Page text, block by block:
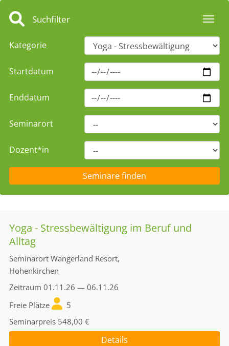
Suchfilter
Kategorie
Startdatum
Enddatum
Seminarort
Dozent*in
Yoga - Stressbewältigung im Beruf und
Alltag
Seminarort Wangerland Resort,
Hohenkirchen
Zeitraum 01.11.26 — 06.11.26
Freie Plätze
5
Seminarpreis 548,00 €
Details